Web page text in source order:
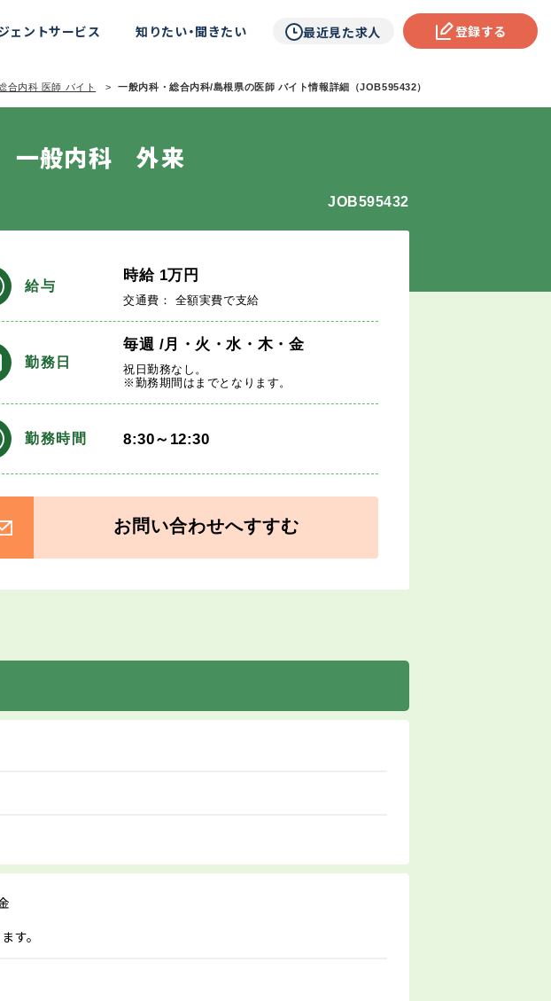
ェントサービス 知りたい・聞きたい 最近見た求人 登録する
合内科 医師 バイト 一般内科・総合内科/島根県の医師 バイト情報詳細（JOB595432）
一般内科 外来
JOB595432
給与
時給1万円
交通費： 全額実費で支給
勤務日
毎週 /月・火・水・木・金
祝日勤務なし。
※勤務期間はまでとなります。
勤務時間 8:30～12:30
お問い合わせへすすむ
す。